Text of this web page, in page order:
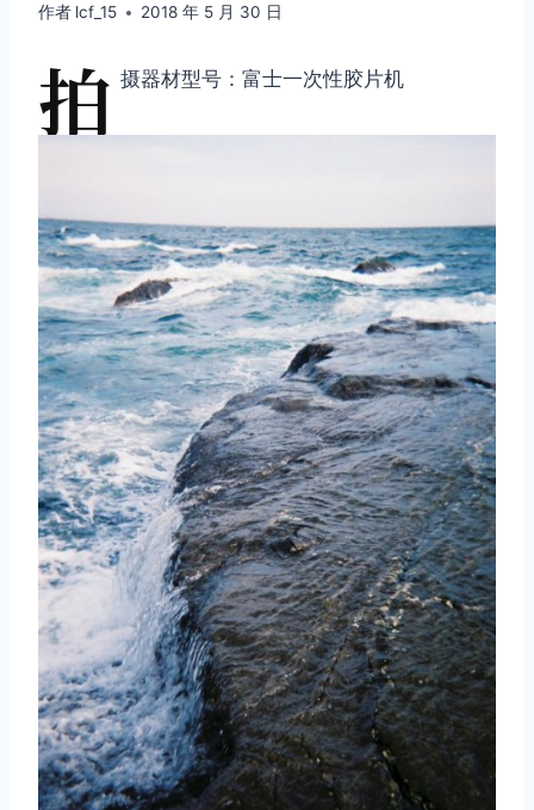
作者 lcf_15 2018 年 5 月 30 日
拍 摄器材型号：富士一次性胶片机